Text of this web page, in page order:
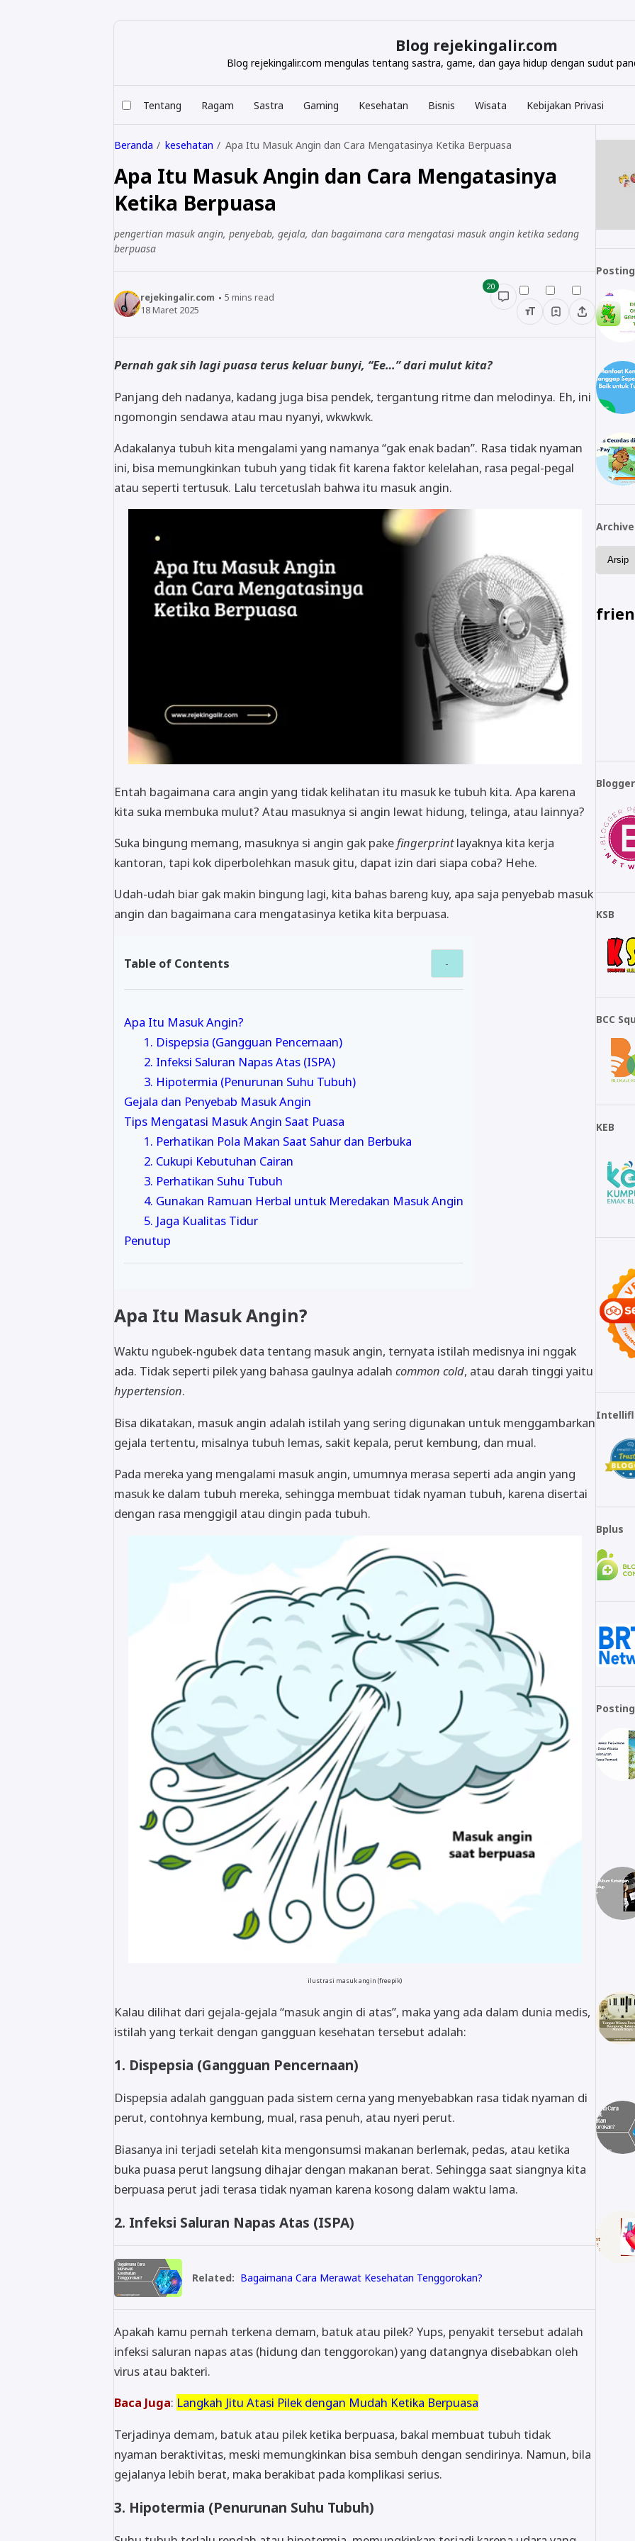
Blog rejekingalir.com
Blog rejekingalir.com mengulas tentang sastra, game, dan gaya hidup dengan sudut
Tentang Ragam Sastra Gaming Kesehatan Bisnis Wisata Kebijakan Privasi
Beranda kesehatan Apa Itu Masuk Angin dan Cara Mengatasinya Ketika Berpuasa
Apa Itu Masuk Angin dan Cara Mengatasinya
Ketika Berpuasa
pengertian masuk angin, penyebab, gejala, dan bagaimana cara mengatasi masuk angin ketika sedang
berpuasa
rejekingalir.com 5 mins read
18 Maret 2025
20
Pernah gak sih lagi puasa terus keluar bunyi, “Ee…” dari mulut kita?
Panjang deh nadanya, kadang juga bisa pendek, tergantung ritme dan melodinya. Eh, ini
ngomongin sendawa atau mau nyanyi, wkwkwk.
Adakalanya tubuh kita mengalami yang namanya “gak enak badan”. Rasa tidak nyaman
ini, bisa memungkinkan tubuh yang tidak fit karena faktor kelelahan, rasa pegal-pegal
atau seperti tertusuk. Lalu tercetuslah bahwa itu masuk angin.
Entah bagaimana cara angin yang tidak kelihatan itu masuk ke tubuh kita. Apa karena
kita suka membuka mulut? Atau masuknya si angin lewat hidung, telinga, atau lainnya?
Suka bingung memang, masuknya si angin gak pakefingerprintlayaknya kita kerja
kantoran, tapi kok diperbolehkan masuk gitu, dapat izin dari siapa coba? Hehe.
Udah-udah biar gak makin bingung lagi, kita bahas bareng kuy, apa saja penyebab masuk
angin dan bagaimana cara mengatasinya ketika kita berpuasa.
Table of Contents
Apa Itu Masuk Angin?
1. Dispepsia (Gangguan Pencernaan)
2. Infeksi Saluran Napas Atas (ISPA)
3. Hipotermia (Penurunan Suhu Tubuh)
Gejala dan Penyebab Masuk Angin
Tips Mengatasi Masuk Angin Saat Puasa
1. Perhatikan Pola Makan Saat Sahur dan Berbuka
2. Cukupi Kebutuhan Cairan
3. Perhatikan Suhu Tubuh
4. Gunakan Ramuan Herbal untuk Meredakan Masuk Angin
5. Jaga Kualitas Tidur
Penutup
Apa Itu Masuk Angin?
Waktu ngubek-ngubek data tentang masuk angin, ternyata istilah medisnya ini nggak
ada. Tidak seperti pilek yang bahasa gaulnya adalah common cold, atau darah tinggi yaitu
hypertension.
Bisa dikatakan, masuk angin adalah istilah yang sering digunakan untuk menggambarkan
gejala tertentu, misalnya tubuh lemas, sakit kepala, perut kembung, dan mual.
Pada mereka yang mengalami masuk angin, umumnya merasa seperti ada angin yang
masuk ke dalam tubuh mereka, sehingga membuat tidak nyaman tubuh, karena disertai
dengan rasa menggigil atau dingin pada tubuh.
ilustrasi masuk angin (freepik)
Kalau dilihat dari gejala-gejala “masuk angin di atas”, maka yang ada dalam dunia medis,
istilah yang terkait dengan gangguan kesehatan tersebut adalah:
1. Dispepsia (Gangguan Pencernaan)
Dispepsia adalah gangguan pada sistem cerna yang menyebabkan rasa tidak nyaman di
perut, contohnya kembung, mual, rasa penuh, atau nyeri perut.
Biasanya ini terjadi setelah kita mengonsumsi makanan berlemak, pedas, atau ketika
buka puasa perut langsung dihajar dengan makanan berat. Sehingga saat siangnya kita
berpuasa perut jadi terasa tidak nyaman karena kosong dalam waktu lama.
2. Infeksi Saluran Napas Atas (ISPA)
Related: Bagaimana Cara Merawat Kesehatan Tenggorokan?
Apakah kamu pernah terkena demam, batuk atau pilek? Yups, penyakit tersebut adalah
infeksi saluran napas atas (hidung dan tenggorokan) yang datangnya disebabkan oleh
virus atau bakteri.
Baca Juga: Langkah Jitu Atasi Pilek dengan Mudah Ketika Berpuasa
Terjadinya demam, batuk atau pilek ketika berpuasa, bakal membuat tubuh tidak
nyaman beraktivitas, meski memungkinkan bisa sembuh dengan sendirinya. Namun, bila
gejalanya lebih berat, maka berakibat pada komplikasi serius.
3. Hipotermia (Penurunan Suhu Tubuh)
Archive
KSB
BCC
KEB
Bplus